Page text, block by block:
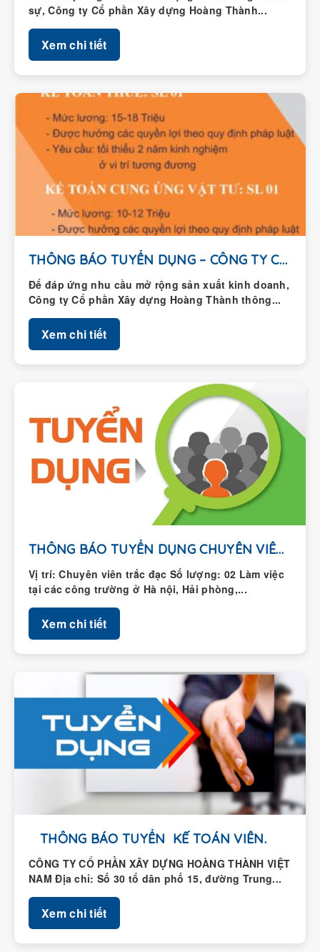
sự, Công ty Cổ phần Xây dựng Hoàng Thành...
Xem chi tiết
THÔNG BÁO TUYỂN DỤNG – CÔNG TY CỔ...
Để đáp ứng nhu cầu mở rộng sản xuất kinh doanh,
Công ty Cổ phần Xây dựng Hoàng Thành thông...
Xem chi tiết
THÔNG BÁO TUYỂN DỤNG CHUYÊN VIÊN TRẮC ĐẠC
Vị trí: Chuyên viên trắc đạc Số lượng: 02 Làm việc
tại các công trường ở Hà nội, Hải phòng,...
Xem chi tiết
THÔNG BÁO TUYỂN KẾ TOÁN VIÊN.
CÔNG TY CỔ PHẦN XÂY DỰNG HOÀNG THÀNH VIỆT
NAM Địa chỉ: Số 30 tổ dân phố 15, đường Trung...
Xem chi tiết